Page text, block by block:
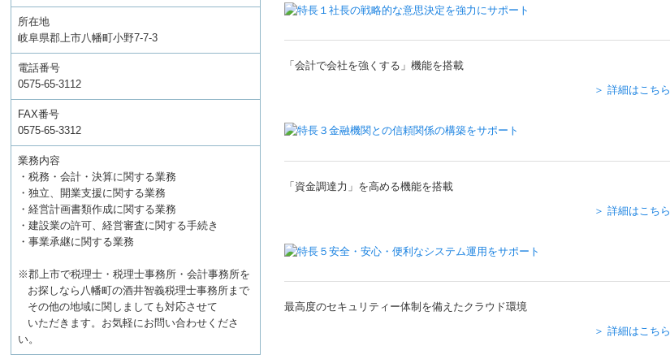
所在地
岐阜県郡上市八幡町小野7-7-3
電話番号
0575-65-3112
FAX番号
0575-65-3312
業務内容
・税務・会計・決算に関する業務
・独立、開業支援に関する業務
・経営計画書類作成に関する業務
・建設業の許可、経営審査に関する手続き
・事業承継に関する業務
※郡上市で税理士・税理士事務所・会計事務所を
お探しなら八幡町の酒井智義税理士事務所まで
その他の地域に関しましても対応させて
いただきます。お気軽にお問い合わせくださ
い。
「会計で会社を強くする」機能を搭載
＞ 詳細はこちら
「資金調達力」を高める機能を搭載
＞ 詳細はこちら
最高度のセキュリティー体制を備えたクラウド環境
＞ 詳細はこちら